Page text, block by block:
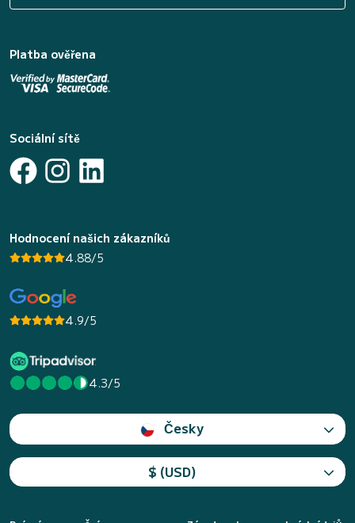
Platba ověřena
Sociální sítě
Hodnocení našich zákazníků
4.88/5
4.9/5
4.3/5
Česky
$ (USD)